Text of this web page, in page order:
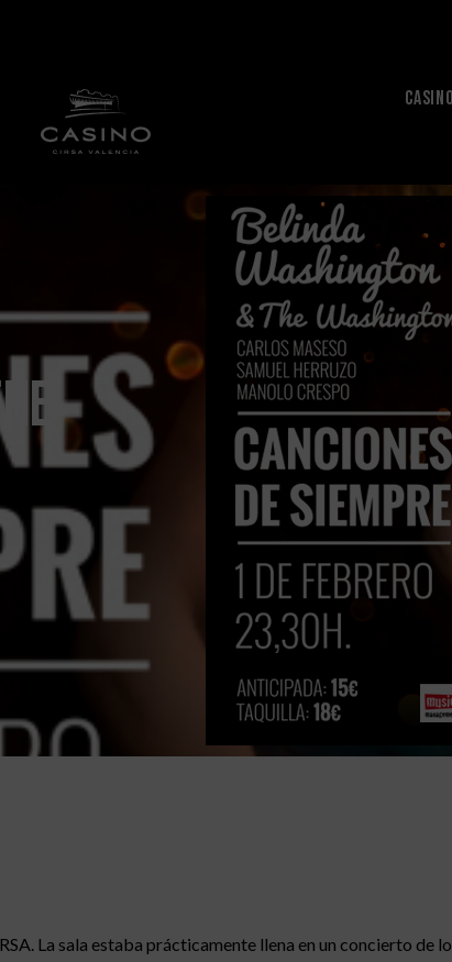
CASINO
La sala estaba prácticamente llena en un concierto de